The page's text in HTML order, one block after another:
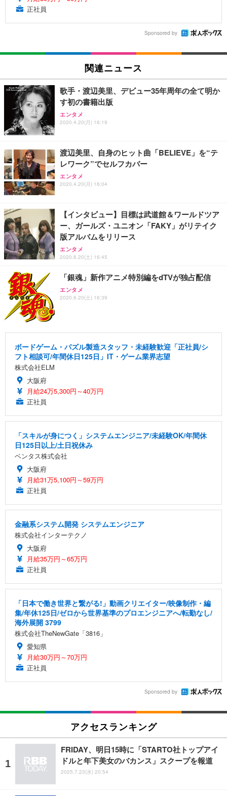
正社員
Sponsored by
関連ニュース
歌手・渡辺美里、デビュー35年周年の全て明か
す初の書籍出版
エンタメ
2020.4.20(月) 16:19
渡辺美里、自身のヒット曲「BELIEVE」を“テ
レワーク”でセルフカバー
エンタメ
2020.4.20(月) 16:04
【インタビュー】目標は武道館＆ワールドツア
ー、ガールズ・ユニオン「FAKY」がリテイク
版アルバムをリリース
エンタメ
2020.6.20(土) 16:45
「銀魂」新作アニメ特別編をdTVが独占配信
エンタメ
2020.6.20(土) 16:39
ボードゲーム・パズル製造スタッフ・未経験歓迎「正社員/シ
フト相談可/年間休日125日」IT・ゲーム業界志望
株式会社ELM
大阪府
月給24万5,300円～40万円
正社員
「スキルが身につく」システムエンジニア/未経験OK/年間休
日125日以上/土日祝休み
ベンタス株式会社
大阪府
月給31万5,100円～59万円
正社員
金融系システム開発 システムエンジニア
株式会社インターテクノ
大阪府
月給35万円～65万円
正社員
「日本で働き世界と繋がる!」動画クリエイター/映像制作・編
集/年休125日/ゼロから世界基準のプロエンジニアへ/転勤なし/
海外展開 3799
株式会社TheNewGate「3816」
愛知県
月給30万円～70万円
正社員
Sponsored by
アクセスランキング
FRIDAY、明日15時に「STARTO社トップアイ
ドルと年下美女のバカンス」スクープを報道
2025.7.23(水) 20:54